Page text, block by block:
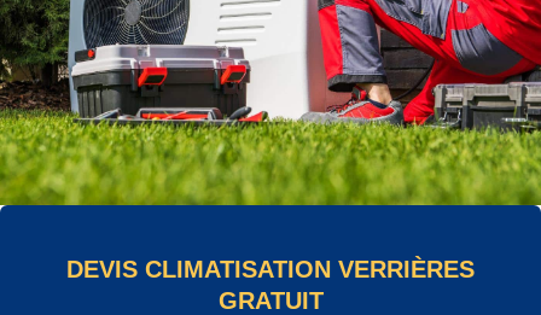
DEVIS CLIMATISATION VERRIÈRES
GRATUIT